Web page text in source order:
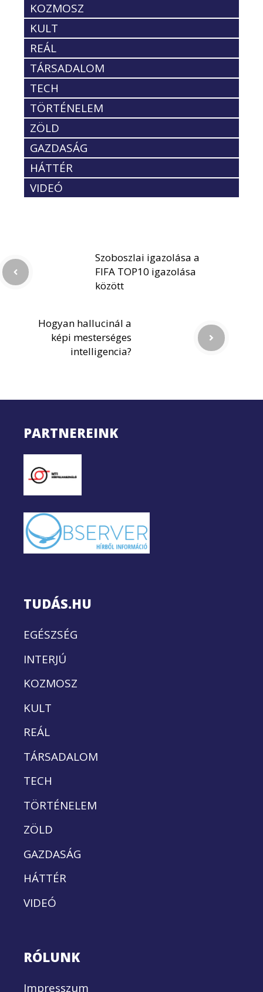
KOZMOSZ
KULT
REÁL
TÁRSADALOM
TECH
TÖRTÉNELEM
ZÖLD
GAZDASÁG
HÁTTÉR
VIDEÓ
Szoboszlai igazolása a
FIFA TOP10 igazolása
között
Hogyan hallucinál a
képi mesterséges
intelligencia?
PARTNEREINK
TUDÁS.HU
EGÉSZSÉG
INTERJÚ
KOZMOSZ
KULT
REÁL
TÁRSADALOM
TECH
TÖRTÉNELEM
ZÖLD
GAZDASÁG
HÁTTÉR
VIDEÓ
RÓLUNK
Impresszum